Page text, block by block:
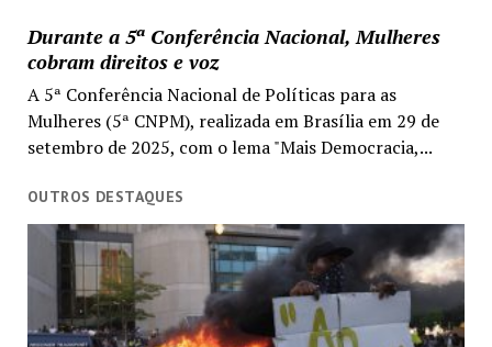
Durante a 5ª Conferência Nacional, Mulheres
cobram direitos e voz
A 5ª Conferência Nacional de Políticas para as
Mulheres (5ª CNPM), realizada em Brasília em 29 de
setembro de 2025, com o lema "Mais Democracia,...
OUTROS DESTAQUES